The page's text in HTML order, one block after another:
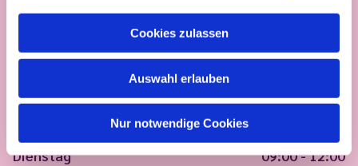
Cookies zulassen
Auswahl erlauben
Nur notwendige Cookies
Dienstag
09:00 - 12:00